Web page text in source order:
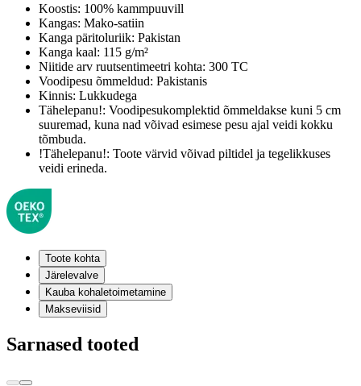
Koostis: 100% kammpuuvill
Kangas: Mako-satiin
Kanga päritoluriik: Pakistan
Kanga kaal: 115 g/m²
Niitide arv ruutsentimeetri kohta: 300 TC
Voodipesu õmmeldud: Pakistanis
Kinnis: Lukkudega
Tähelepanu!: Voodipesukomplektid õmmeldakse kuni 5 cm
suuremad, kuna nad võivad esimese pesu ajal veidi kokku
tõmbuda.
!Tähelepanu!: Toote värvid võivad piltidel ja tegelikkuses
veidi erineda.
Toote kohta
Järelevalve
Kauba kohaletoimetamine
Makseviisid
Sarnased tooted